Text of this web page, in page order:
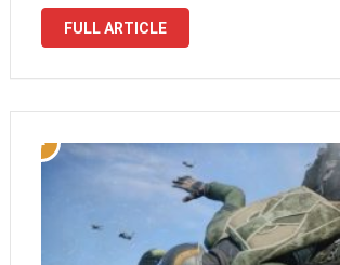
risc de imbolnavire si transmitere …
FULL ARTICLE